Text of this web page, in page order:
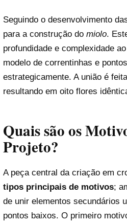
Seguindo o desenvolvimento
para a construção do miolo.
profundidade e complexidade
modelo de correntinhas e
estrategicamente. A união é
resultando em oito flores
Quais são os
Projeto?
A peça central da criação em
tipos principais de motivos;
de unir elementos secundários
pontos baixos. O primeiro